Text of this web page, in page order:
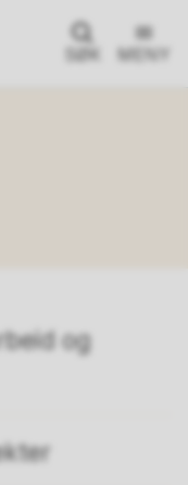
SØK MENY
og